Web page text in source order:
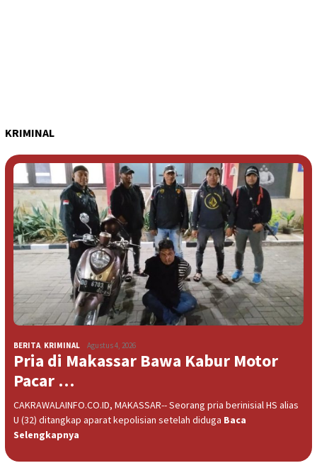
KRIMINAL
BERITA, KRIMINAL Agustus 4, 2026
Pria di Makassar Bawa Kabur Motor
Pacar …
CAKRAWALAINFO.CO.ID, MAKASSAR-- Seorang pria berinisial HS alias
U (32) ditangkap aparat kepolisian setelah diduga Baca
Selengkapnya